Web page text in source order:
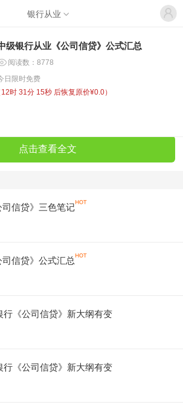
银行从业
级银行从业《公司信贷》公式汇总
阅读数：8778
日限时免费
12时 31分 15秒 后恢复原价¥0.0）
点击查看全文
信贷》三色笔记
信贷》公式汇总
行《公司信贷》新大纲有变
行《公司信贷》新大纲有变